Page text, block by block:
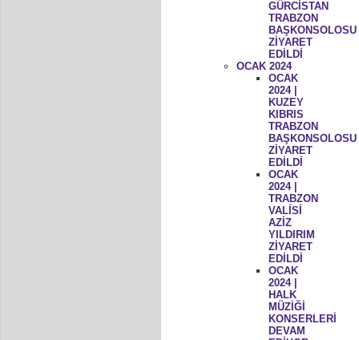
GÜRCİSTAN
TRABZON
BAŞKONSOLOSU
ZİYARET
EDİLDİ
OCAK 2024
OCAK
2024 |
KUZEY
KIBRIS
TRABZON
BAŞKONSOLOSU
ZİYARET
EDİLDİ
OCAK
2024 |
TRABZON
VALİSİ
AZİZ
YILDIRIM
ZİYARET
EDİLDİ
OCAK
2024 |
HALK
MÜZİĞİ
KONSERLERİ
DEVAM